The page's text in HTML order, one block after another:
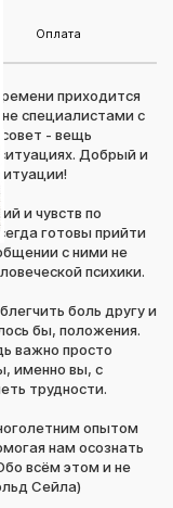
Оплата
приходится
специалистами с
- вещь
Добрый и
и чувств по
готовы прийти
с ними не
психики.
боль другу и
бы, положения.
важно просто
именно вы, с
трудности.
опытом
нам осознать
всём этом и не
Сейла)